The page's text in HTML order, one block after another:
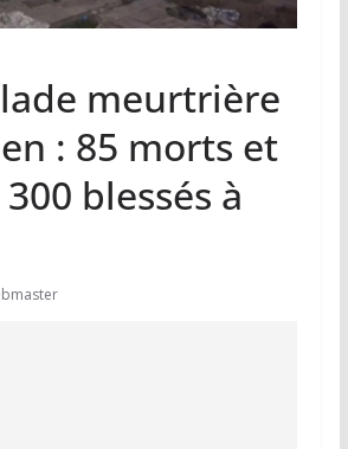
meurtrière
: 85 morts et
blessés à